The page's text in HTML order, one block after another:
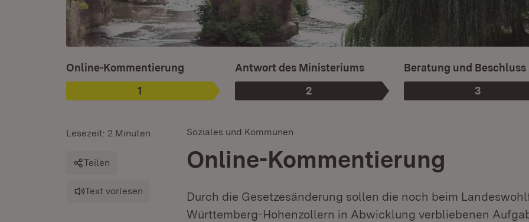
Phase
1
:
Ist ausgewählt.
Online-Kommentierung
Phase
2
:
Antwort des Ministeriums
Phase
3
:
Beratung und Beschluss
Soziales und Kommunen
Online-Kommentierung
Durch die Gesetzesänderung sollen die noch beim
Württemberg-Hohenzollern in Abwicklung verbliebenen
Lesezeit: 2 Minuten
Teilen
Text vorlesen